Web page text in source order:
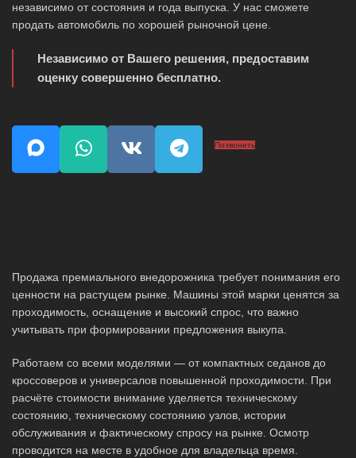
независимо от состояния и года выпуска. У нас сможете
продать автомобиль по хорошей рыночной цене.
Независимо от Вашего решения, предоставим
оценку совершенно бесплатно.
Позвонить
Продажа премиального внедорожника требует понимания его
ценности на растущем рынке. Машины этой марки ценятся за
проходимость, оснащение и высокий спрос, что важно
учитывать при формировании предложения выкупа.
Работаем со всеми моделями — от компактных седанов до
кроссоверов и универсалов повышенной проходимости. При
расчёте стоимости внимание уделяется техническому
состоянию, техническому состоянию узлов, истории
обслуживания и фактическому спросу на рынке. Осмотр
проводится на месте в удобное для владельца время.